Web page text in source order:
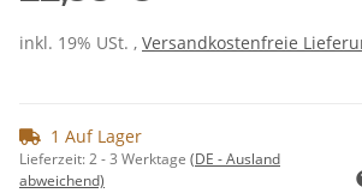
inkl. 19% USt. , Versandkostenfreie
1 Auf Lager
Lieferzeit:2 - 3 Werktage (DE - Ausland
abweichend)